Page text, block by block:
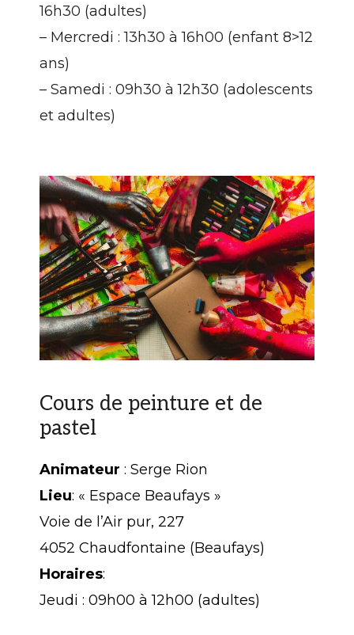
16h30 (adultes)
– Mercredi : 13h30 à 16h00 (enfant 8>12
ans)
– Samedi : 09h30 à 12h30 (adolescents
et adultes)
Cours de peinture et de
pastel
Animateur : Serge Rion
Lieu: « Espace Beaufays »
Voie de l’Air pur, 227
4052 Chaudfontaine (Beaufays)
Horaires:
Jeudi : 09h00 à 12h00 (adultes)